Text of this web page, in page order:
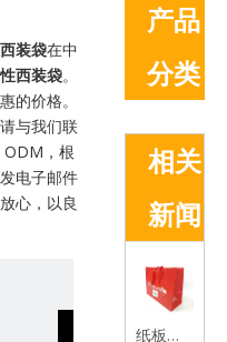
装袋在中
西装袋。
的价格。
与我们联
ODM，根
电子邮件
心，以良
产品
分类
相关
新闻
纸板袋的优势简介